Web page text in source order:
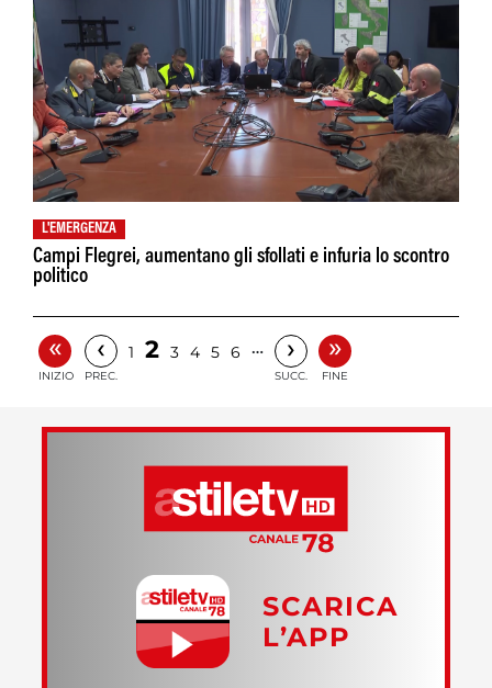
L'EMERGENZA
Campi Flegrei, aumentano gli sfollati e infuria lo scontro
politico
«
INIZIO
‹
PREC.
1 2 3 4 5 6 … ›
SUCC.
»
FINE
SCARICA
L’APP